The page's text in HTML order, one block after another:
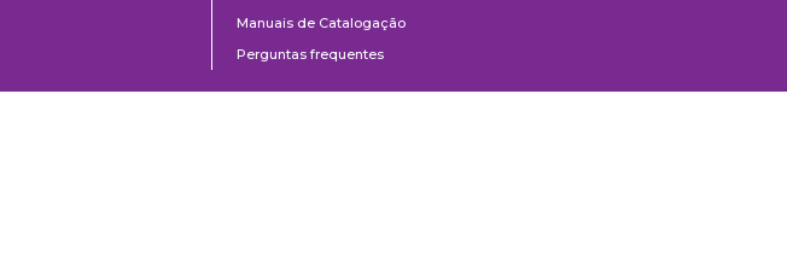
Manuais de Catalogação
Perguntas frequentes